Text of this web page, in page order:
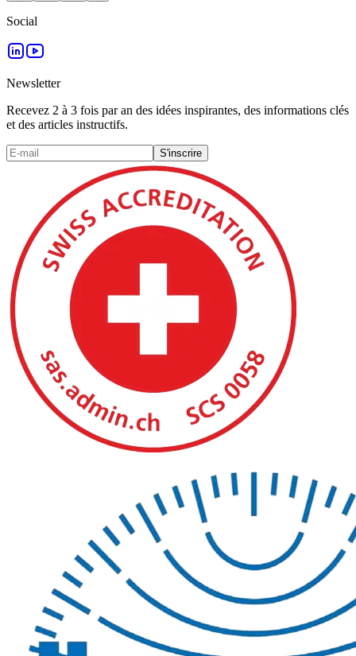
Social
Newsletter
Recevez 2 à 3 fois par an des idées inspirantes, des informations clés
et des articles instructifs.
S'inscrire